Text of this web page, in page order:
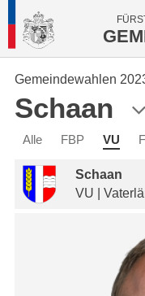
Gemeindewahlen
Schaan
Alle FBP VU
Schaan
VU |